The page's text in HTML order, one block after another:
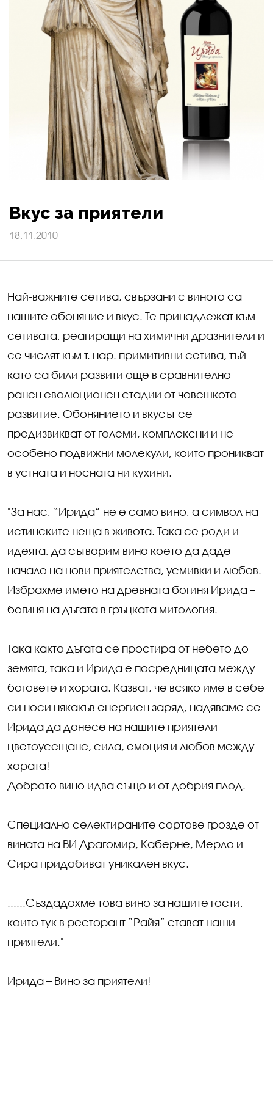
Вкус за приятели
18.11.2010
Най-важните сетива, свързани с виното са
нашите обоняние и вкус. Те принадлежат към
сетивата, реагиращи на химични дразнители и
се числят към т. нар. примитивни сетива, тъй
като са били развити още в сравнително
ранен еволюционен стадии от човешкото
развитие. Обонянието и вкусът се
предизвикват от големи, комплексни и не
особено подвижни молекули, които проникват
в устната и носната ни кухини.
"За нас, “Ирида” не е само вино, а символ на
истинските неща в живота. Така се роди и
идеята, да сътворим вино което да даде
начало на нови приятелства, усмивки и любов.
Избрахме името на древната богиня Ирида –
богиня на дъгата в гръцката митология.
Така както дъгата се простира от небето до
земята, така и Ирида е посредницата между
боговете и хората. Казват, че всяко име в себе
си носи някакъв енергиен заряд, надяваме се
Ирида да донесе на нашите приятели
цветоусещане, сила, емоция и любов между
хората!
Доброто вино идва също и от добрия плод.
Специално селектираните сортове грозде от
вината на ВИ Драгомир, Каберне, Мерло и
Сира придобиват уникален вкус.
......Създадохме това вино за нашите гости,
които тук в ресторант “Райя” стават наши
приятели."
Ирида – Вино за приятели!